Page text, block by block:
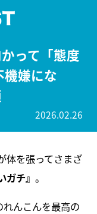
って「態度
機嫌にな
2026.02.26
体を張ってさまざ
ガチ』 。
んこんを最高の